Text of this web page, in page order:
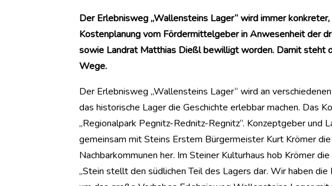
Der Erlebnisweg „Wallensteins Lager“ wird immer
Kostenplanung vom Fördermittelgeber in Anwesenheit der
sowie Landrat Matthias Dießl bewilligt worden. Damit steht
Wege.
Der Erlebnisweg „Wallensteins Lager“ wird an
das historische Lager die Geschichte erlebbar machen. Das
„Regionalpark Pegnitz-Rednitz-Regnitz“. Konzeptgeber
gemeinsam mit Steins Erstem Bürgermeister Kurt Krömer
Nachbarkommunen her. Im Steiner Kulturhaus hob Krömer
„Stein stellt den südlichen Teil des Lagers dar. Wir haben